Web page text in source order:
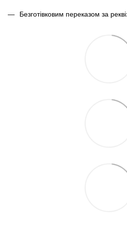
Безготівковим переказом за